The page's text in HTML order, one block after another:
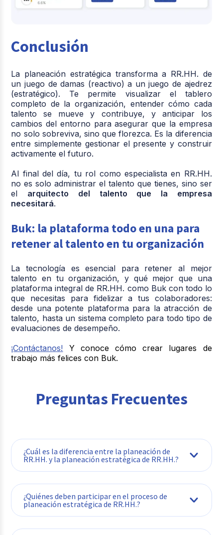
Conclusión
La planeación estratégica transforma a RR.HH. de
un juego de damas (reactivo) a un juego de ajedrez
(estratégico). Te permite visualizar el tablero
completo de la organización, entender cómo cada
talento se mueve y contribuye, y anticipar los
cambios del entorno para asegurar que la empresa
no solo sobreviva, sino que florezca. Es la diferencia
entre simplemente gestionar el presente y construir
activamente el futuro.
Al final del día, tu rol como especialista en RR.HH.
no es solo administrar el talento que tienes, sino ser
el arquitecto del talento que la empresa
necesitará.
Buk: la plataforma todo en una para
retener al talento en tu organización
La tecnología es esencial para retener al mejor
talento en tu organización, y qué mejor que una
plataforma integral de RR.HH. como Buk con todo lo
que necesitas para fidelizar a tus colaboradores:
desde una potente plataforma para la atracción de
talento, hasta un sistema completo para todo tipo de
evaluaciones de desempeño.
¡Contáctanos!
Y conoce cómo crear lugares de
trabajo más felices con Buk.
Preguntas Frecuentes
¿Cuál es la diferencia entre la planeación de
RR.HH. y la planeación estratégica de RR.HH.?
¿Quiénes deben participar en el proceso de
planeación estratégica de RR.HH.?